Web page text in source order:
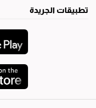
تطبيقات الجريدة